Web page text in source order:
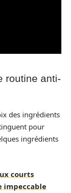
routine anti-
des ingrédients
pour
ingrédients
courts
impeccable